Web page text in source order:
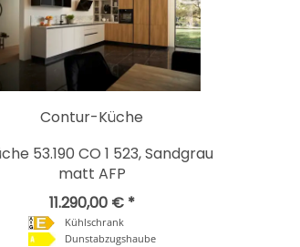
Contur-Küche
53.190 CO 1 523, Sandgrau
matt AFP
11.290,00 € *
Kühlschrank
Dunstabzugshaube